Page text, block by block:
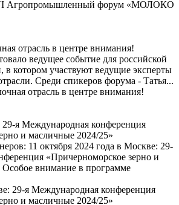
отрасль в центре внимания!
ведущее событие для российской
в котором участвуют ведущие эксперты
Среди спикеров форума - Татья...
29-я Международная конференция
и масличные 2024/25»
11 октября 2024 года в Москве: 29-
«Причерноморское зерно и
внимание в программе